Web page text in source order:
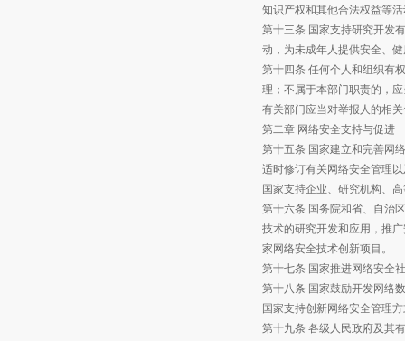
知识产权和其他合法权益等
第十三条 国家支持研究开发
动，为未成年人提供安全、
第十四条 任何个人和组织有
理；不属于本部门职责的，
有关部门应当对举报人的相
第二章 网络安全支持与促进
第十五条 国家建立和完善网
适时修订有关网络安全管理
国家支持企业、研究机构、
第十六条 国务院和省、自治
技术的研究开发和应用，推
家网络安全技术创新项目。
第十七条 国家推进网络安全
第十八条 国家鼓励开发网络
国家支持创新网络安全管理
第十九条 各级人民政府及其